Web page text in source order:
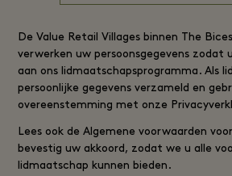
DeValue Retail Villages binnen The
verwerken uw persoonsgegevens zodat
aan ons lidmaatschapsprogramma. Als
persoonlijke gegevens verzameld en
overeenstemming met onze
Lees ook deAlgemene voorwaarden
bevestig uw akkoord, zodat we u alle
lidmaatschap kunnen bieden.